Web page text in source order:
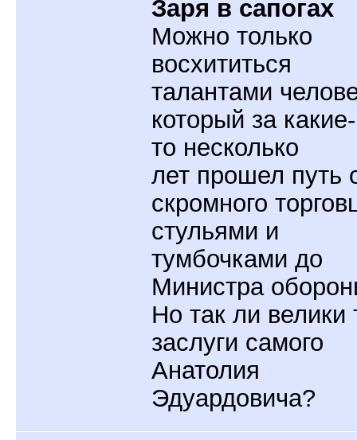
Заря в сапогах
Можно только
восхититься
талантами
который за какие-
то несколько
лет прошел путь
скромного
стульями и
тумбочками до
Министра
Но так ли велики
заслуги самого
Анатолия
Эдуардовича?